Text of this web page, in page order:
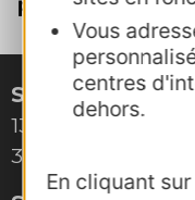
Vous
centres
dehors.
En cliquant
Site de
132, boulevard
34000 Montpellier